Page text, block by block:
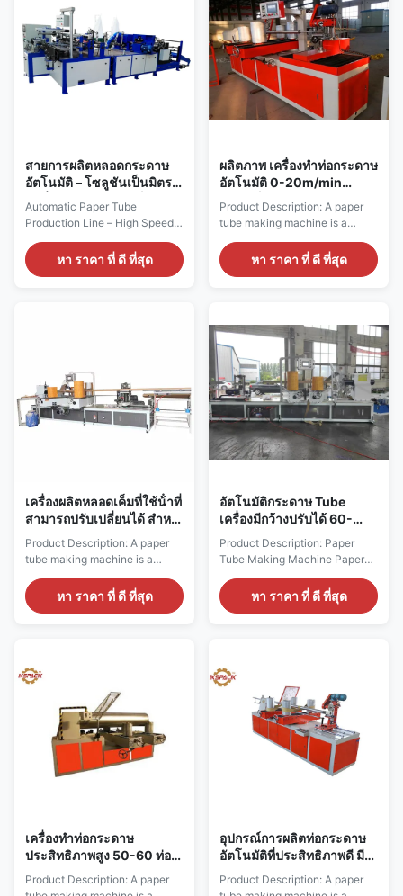
Width: 20-100mmThickness ×
Length: 50-9000mm
Production Speed 0-30 ...
integrated system combines
gluing, winding, and cutting ...
สายการผลิตหลอดกระดาษ
อัตโนมัติ – โซลูชันเป็นมิตร
ต่อสิ่งแวดล้อมความเร็วสูง
Automatic Paper Tube
Production Line – High Speed
paper tube making machine is
a mechanical device designed
หา ราคา ที่ ดี ที่สุด
ผลิตภาพ เครื่องทําท่อกระดาษ
อัตโนมัติ 0-20m/min
ความเร็วแปร
Product Description: A paper
tube making machine is a
designed to roll paper into a
tube shape. This piece of
papermaking, and others. The
machine is responsible for
producing paper tubes of ...
หา ราคา ที่ ดี ที่สุด
เครื่องผลิตหลอดเค็มที่ใช้น้ําที่
สามารถปรับเปลี่ยนได้ สําห
รับหลอดกระดาษขนาด 20-
500 มม ความเร็ว 0-100m/
Product Description: A paper
tube making machine is a
mechanical equipment that is
used for rolling paper into tube
shapes. This equipment is
machine produces paper tubes
of different specifications,
which serve as ...
หา ราคา ที่ ดี ที่สุด
อัตโนมัติกระดาษ Tube
เครื่องมีกว้างปรับได้ 60-
800mm
Product Description: Paper
Tube Making Machine Paper
tube making machine is a
mechanical equipment that
rolls paper into a tube shape.
printing, papermaking and
many others. The primary
function of this machine is to ...
หา ราคา ที่ ดี ที่สุด
เครื่องทําท่อกระดาษ
ประสิทธิภาพสูง 50-60 ท่อ/
นาที
Product Description: A paper
อุปกรณ์การผลิตท่อกระดาษ
อัตโนมัติที่ประสิทธิภาพดี มี
ขนาดท่อขนาด 25-120 มม.
Product Description: A paper